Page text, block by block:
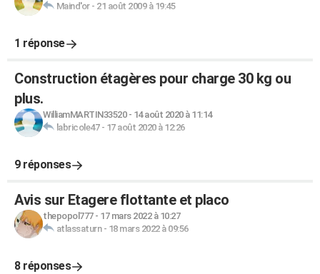
Maind'or- 21 août 2009 à 19:45
1 réponse
Construction étagères pour charge 30 kg ou
plus.
WilliamMARTIN33520- 14 août 2020 à 11:14
labricole47- 17 août 2020 à 12:26
9 réponses
Avis sur Etagere flottante et placo
thepopol777- 17 mars 2022 à 10:27
atlassaturn- 18 mars 2022 à 09:56
8 réponses